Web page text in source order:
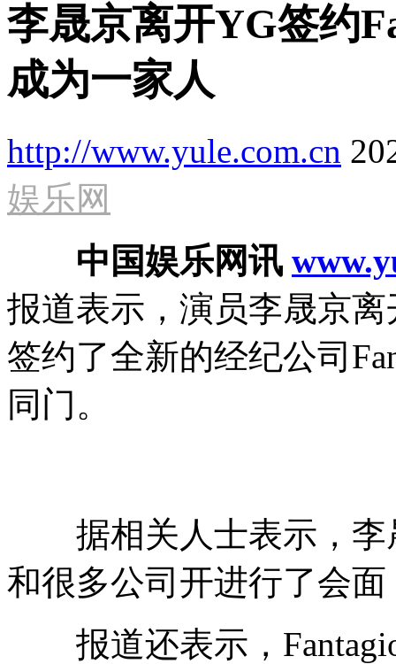
李晟京离开YG签约
成为一家人
http://www.yule.com.cn
娱乐网
中国娱乐网讯
报道表示，演员李晟京
签约了全新的经纪公司
同门。
据相关人士表示，李
和很多公司开进行了会
报道还表示，